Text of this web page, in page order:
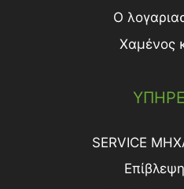
Ο
Χαμένος
SERVICE